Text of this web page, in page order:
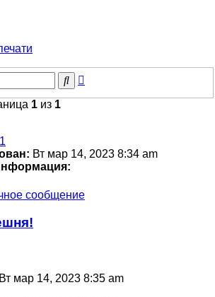
Поиск
1 из 1
1
Вт мар 14, 2023 8:34 am
сообщение
Вт мар 14, 2023 8:35 am